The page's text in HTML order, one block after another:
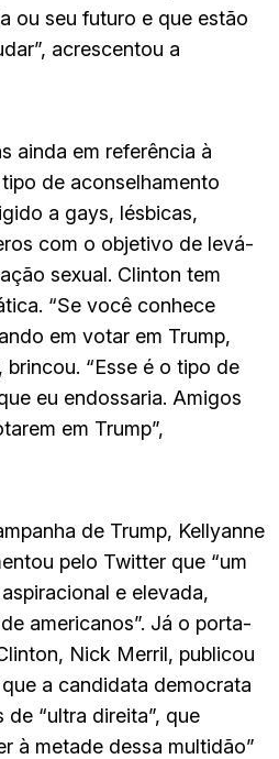
ou seu futuro e que estão
acrescentou a
ainda em referência à
de aconselhamento
a gays, lésbicas,
com o objetivo de levá-
sexual. Clinton tem
“Se você conhece
em votar em Trump,
“Esse é o tipo de
eu endossaria. Amigos
em Trump”,
de Trump, Kellyanne
pelo Twitter que “um
e elevada,
americanos”. Já o porta-
Nick Merril, publicou
a candidata democrata
“ultra direita”, que
à metade dessa multidão”